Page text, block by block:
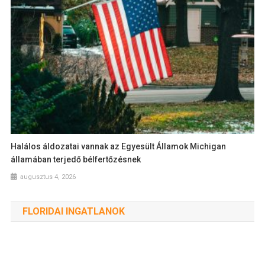
Halálos áldozatai vannak az Egyesült Államok Michigan
államában terjedő bélfertőzésnek
augusztus 4, 2026
FLORIDAI INGATLANOK